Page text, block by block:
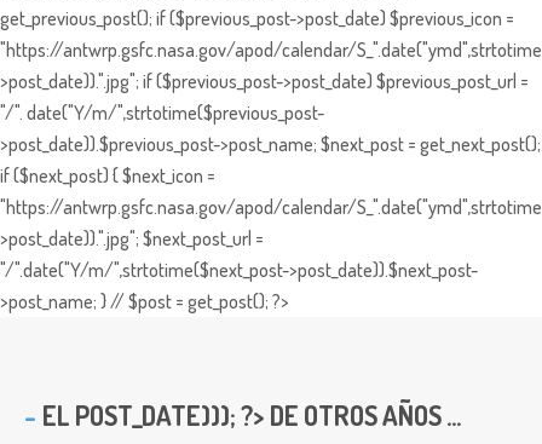
get_previous_post(); if ($previous_post->post_date) $previous_icon =
"https://antwrp.gsfc.nasa.gov/apod/calendar/
>post_date)).".jpg"; if ($previous_post->post_date) $previous_post_url =
"/". date("Y/m/",strtotime($previous_post-
>post_date)).$previous_post->post_name; $next_post = get_next_post();
if ($next_post) { $next_icon =
"https://antwrp.gsfc.nasa.gov/apod/calendar/
>post_date)).".jpg"; $next_post_url =
"/".date("Y/m/",strtotime($next_post->post_date)).$next_post-
>post_name; } // $post = get_post(); ?>
EL POST_DATE))); ?> DE OTROS AÑOS ...